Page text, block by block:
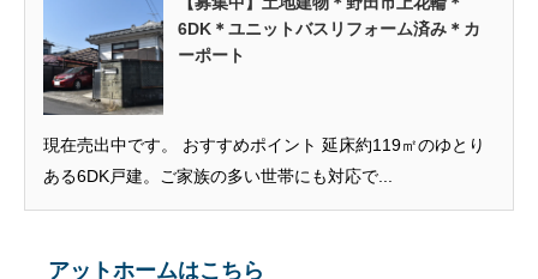
6DK＊ユニットバスリフォーム済み＊カ
ーポート
現在売出中です。 おすすめポイント 延床約119㎡のゆとり
ある6DK戸建。ご家族の多い世帯にも対応で...
アットホームはこちら